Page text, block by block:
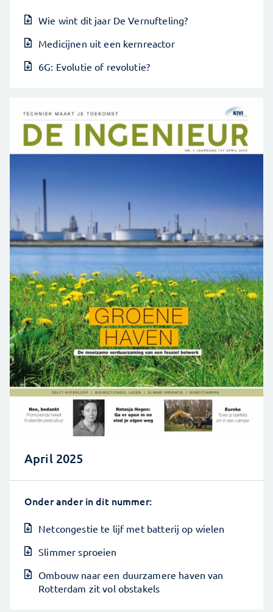
Wie wint dit jaar De Vernufteling?
Medicijnen uit een kernreactor
6G: Evolutie of revolutie?
April 2025
Onder ander in dit nummer:
Netcongestie te lijf met batterij op wielen
Slimmer sproeien
Ombouw naar een duurzamere haven van
Rotterdam zit vol obstakels